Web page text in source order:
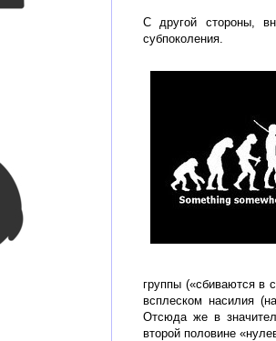
С другой стороны,
субпоколения.
группы («сбиваются в
всплеском насилия
Отсюда же в
второй половине